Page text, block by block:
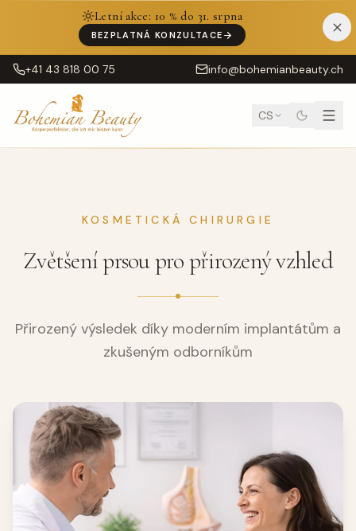
Letní akce: 10 % do 31. srpna
BEZPLATNÁ KONZULTACE
+41 43 818 00 75 info@bohemianbeauty.ch
CS
KOSMETICKÁ CHIRURGIE
Zvětšení prsou pro přirozený vzhled
Přirozený výsledek díky moderním implantátům a
zkušeným odborníkům